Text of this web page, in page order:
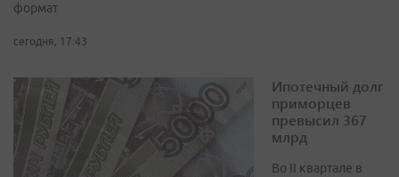
формат
сегодня, 17:43
Ипотечный долг
приморцев
превысил 367
млрд
Во II квартале в